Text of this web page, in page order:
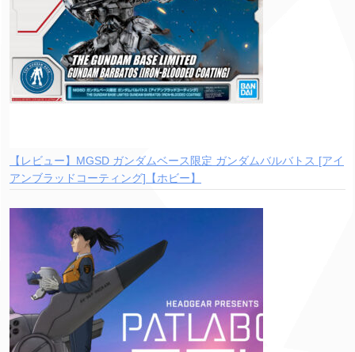
【レビュー】MGSD ガンダムベース限定 ガンダムバルバトス [アイ
アンブラッドコーティング]【ホビー】